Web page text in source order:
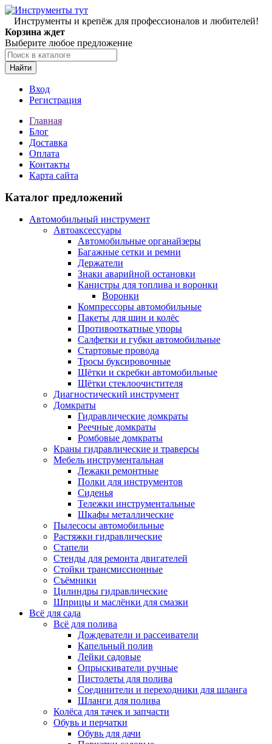
Инструменты и крепёж для профессионалов и любителей!
Корзина ждет
Выберите любое предложение
Найти
Вход
Регистрация
Главная
Блог
Доставка
Оплата
Контакты
Карта сайта
Каталог предложений
Автомобильный инструмент
Автоаксессуары
Автомобильные органайзеры
Багажные сетки и ремни
Держатели
Знаки аварийной остановки
Канистры для топлива и воронки
Воронки
Компрессоры автомобильные
Пакеты для шин и колёс
Противооткатные упоры
Салфетки и губки автомобильные
Стартовые провода
Тросы буксировочные
Щётки и скребки автомобильные
Щётки стеклоочистителя
Диагностический инструмент
Домкраты
Гидравлические домкраты
Реечные домкраты
Ромбовые домкраты
Краны гидравлические и траверсы
Мебель инструментальная
Лежаки ремонтные
Полки для инструментов
Сиденья
Тележки инструментальные
Шкафы металлические
Пылесосы автомобильные
Растяжки гидравлические
Стапели
Стенды для ремонта двигателей
Стойки трансмиссионные
Съёмники
Цилиндры гидравлические
Шприцы и маслёнки для смазки
Всё для сада
Всё для полива
Дождеватели и рассеиватели
Капельный полив
Лейки садовые
Опрыскиватели ручные
Пистолеты для полива
Соединители и переходники для шланга
Шланги для полива
Колёса для тачек и запчасти
Обувь и перчатки
Обувь для дачи